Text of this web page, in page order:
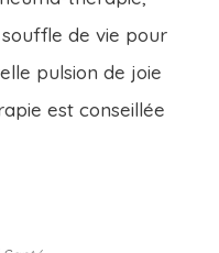
de vie pour
pulsion de joie
est conseillée